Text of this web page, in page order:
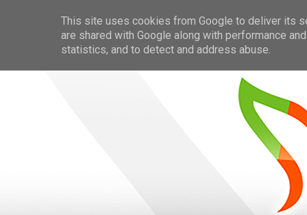
This site uses cookies from Google to deliver its
are shared with Google along with performance
statistics, and to detect and address abuse.